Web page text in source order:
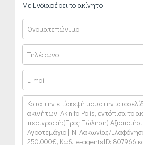
Με Ενδιαφέρει το ακίνητο